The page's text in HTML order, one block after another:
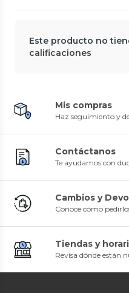
Este producto no
calificaciones
Mis compras
Haz seguimiento y
Contáctanos
Te ayudamos con
Cambios y
Conoce cómo
Tiendas y
Revisa dónde están